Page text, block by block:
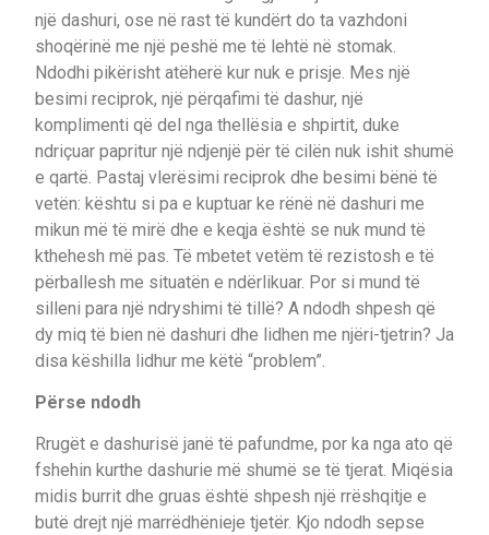
një dashuri, ose në rast të kundërt do ta vazhdoni
shoqërinë me një peshë me të lehtë në stomak.
Ndodhi pikërisht atëherë kur nuk e prisje. Mes një
besimi reciprok, një përqafimi të dashur, një
komplimenti që del nga thellësia e shpirtit, duke
ndriçuar papritur një ndjenjë për të cilën nuk ishit shumë
e qartë. Pastaj vlerësimi reciprok dhe besimi bënë të
vetën: kështu si pa e kuptuar ke rënë në dashuri me
mikun më të mirë dhe e keqja është se nuk mund të
kthehesh më pas. Të mbetet vetëm të rezistosh e të
përballesh me situatën e ndërlikuar. Por si mund të
silleni para një ndryshimi të tillë? A ndodh shpesh që
dy miq të bien në dashuri dhe lidhen me njëri-tjetrin? Ja
disa këshilla lidhur me këtë “problem”.
Përse ndodh
Rrugët e dashurisë janë të pafundme, por ka nga ato që
fshehin kurthe dashurie më shumë se të tjerat. Miqësia
midis burrit dhe gruas është shpesh një rrëshqitje e
butë drejt një marrëdhënieje tjetër. Kjo ndodh sepse